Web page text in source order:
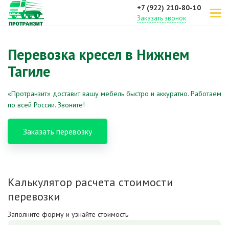
+7 (922) 210-80-10
Заказать звонок
Перевозка кресел в Нижнем
Тагиле
«Протранзит» доставит вашу мебель быстро и аккуратно. Работаем
по всей России. Звоните!
Заказать перевозку
Калькулятор расчета стоимости
перевозки
Заполните форму и узнайте стоимость